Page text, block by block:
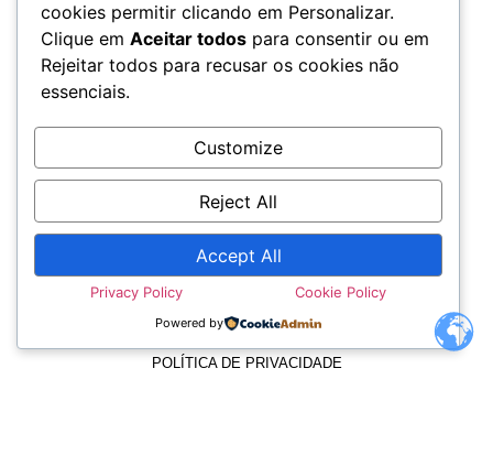
TERMOS E CONDIÇÕES
POLÍTICA DE PRIVACIDADE
cookies permitir clicando em Personalizar.
Clique em Aceitar todos para consentir ou em
Rejeitar todos para recusar os cookies não
essenciais.
Customize
Reject All
Accept All
Privacy Policy Cookie Policy
Powered by